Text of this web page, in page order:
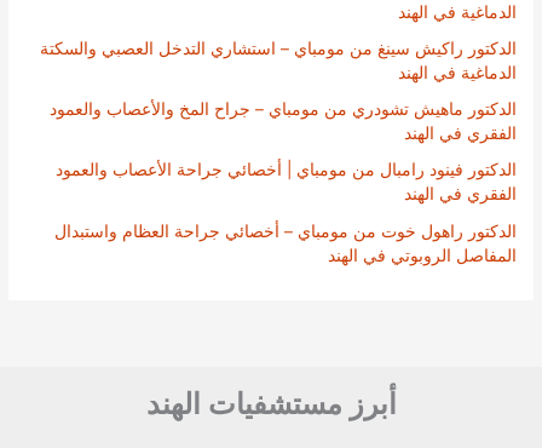
الدماغية في الهند
الدكتور راكيش سينغ من مومباي – استشاري التدخل العصبي والسكتة
الدماغية في الهند
الدكتور ماهيش تشودري من مومباي – جراح المخ والأعصاب والعمود
الفقري في الهند
الدكتور فينود رامبال من مومباي | أخصائي جراحة الأعصاب والعمود
الفقري في الهند
الدكتور راهول خوت من مومباي – أخصائي جراحة العظام واستبدال
المفاصل الروبوتي في الهند
أبرز مستشفيات الهند